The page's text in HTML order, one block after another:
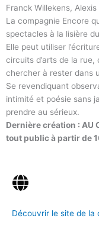
Franck Willekens,
La compagnie Encore
spectacles à la lisière
Elle peut utiliser
circuits d’arts de la
chercher à rester dans
Se revendiquant
intimité et poésie sans
prendre au sérieux.
Dernière création : AU
tout public à partir de
Découvrir le site de la